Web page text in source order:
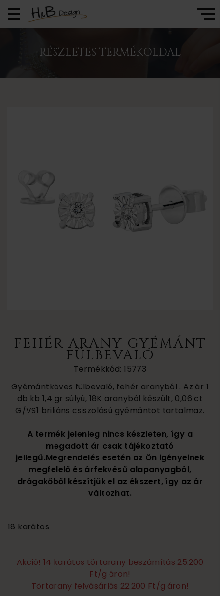
RÉSZLETES TERMÉKOLDAL
FEHÉR ARANY GYÉMÁNT
FÜLBEVALÓ
Termékkód: 15773
Gyémántköves fülbevaló, fehér aranyból . Az ár 1
db kb 1,4 gr súlyú, 18K aranyból készült, 0,06 ct
G/VS1 briliáns csiszolású gyémántot tartalmaz.
A termék jelenleg nincs készleten, így a
megadott ár csak tájékoztató
jellegű.Megrendelés esetén az Ön igényeinek
megfelelő és árfekvésű alapanyagból,
drágakőből készítjük el az ékszert, így az ár
változhat.
18 karátos
Akció! 14 karátos törtarany beszámítás 25.200
Ft/g áron!
Törtarany felvásárlás 22.200 Ft/g áron!